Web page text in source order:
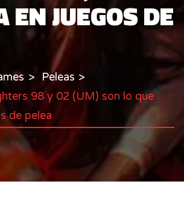
EN JUEGOS DE
Peleas
98 y 02 (UM) son lo que
de pelea